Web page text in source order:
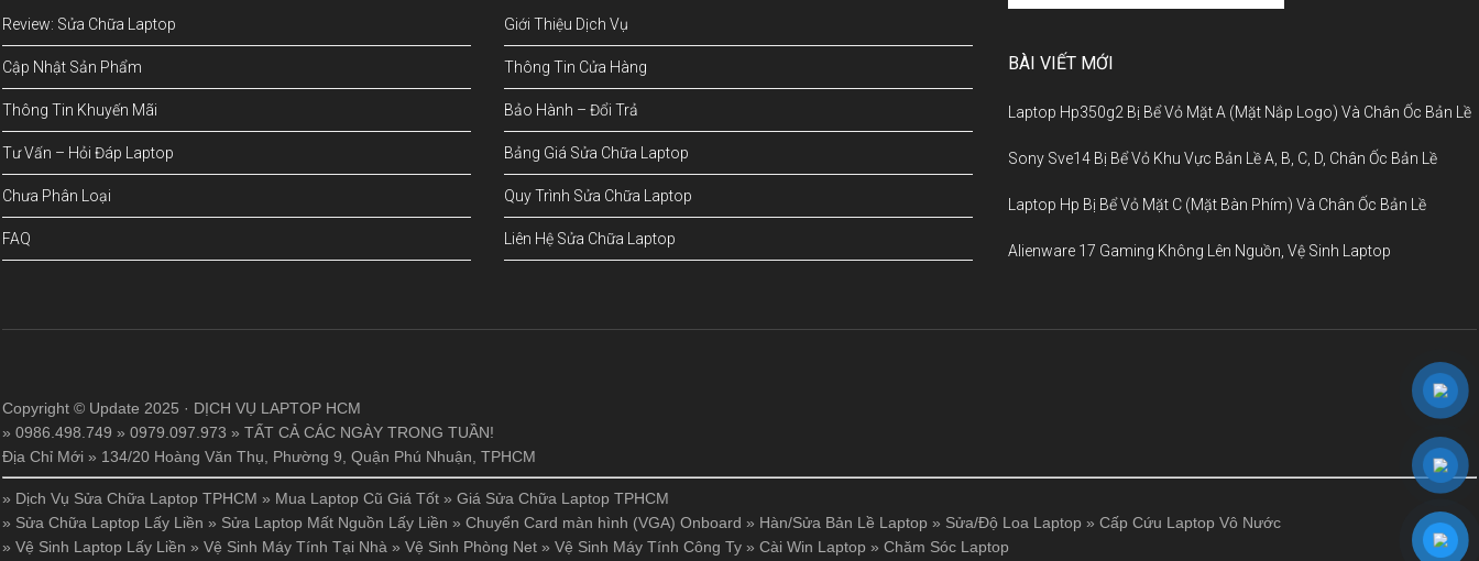
Review: Sửa Chữa Laptop
Cập Nhật Sản Phẩm
Thông Tin Khuyến Mãi
Tư Vấn – Hỏi Đáp Laptop
Chưa Phân Loại
FAQ
Giới Thiệu Dịch Vụ
Thông Tin Cửa Hàng
Bảo Hành – Đổi Trả
Bảng Giá Sửa Chữa Laptop
Quy Trình Sửa Chữa Laptop
Liên Hệ Sửa Chữa Laptop
BÀI VIẾT MỚI
Laptop Hp350g2 Bị Bể Vỏ Mặt A (Mặt Nắp Logo) Và Chân Ốc Bản Lề
Sony Sve14 Bị Bể Vỏ Khu Vực Bản Lề A, B, C, D, Chân Ốc Bản Lề
Laptop Hp Bị Bể Vỏ Mặt C (Mặt Bàn Phím) Và Chân Ốc Bản Lề
Alienware 17 Gaming Không Lên Nguồn, Vệ Sinh Laptop
Copyright © Update 2025 · DỊCH VỤ LAPTOP HCM
» 0986.498.749 » 0979.097.973 » TẤT CẢ CÁC NGÀY TRONG TUẦN!
Địa Chỉ Mới » 134/20 Hoàng Văn Thụ, Phường 9, Quận Phú Nhuận, TPHCM
» Dịch Vụ Sửa Chữa Laptop TPHCM » Mua Laptop Cũ Giá Tốt » Giá Sửa Chữa Laptop TPHCM
» Sửa Chữa Laptop Lấy Liền » Sửa Laptop Mất Nguồn Lấy Liền » Chuyển Card màn hình (VGA) Onboard » Hàn/Sửa Bản Lề Laptop » Sửa/Độ Loa Laptop » Cấp Cứu Laptop Vô Nước
» Vệ Sinh Laptop Lấy Liền » Vệ Sinh Máy Tính Tại Nhà » Vệ Sinh Phòng Net » Vệ Sinh Máy Tính Công Ty » Cài Win Laptop » Chăm Sóc Laptop